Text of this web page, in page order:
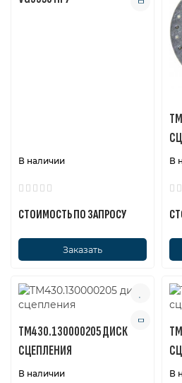
В наличии
СТОИМОСТЬ ПО ЗАПРОСУ
Заказать
В
ТМ430.130000205 ДИСК
СЦЕПЛЕНИЯ
В наличии В